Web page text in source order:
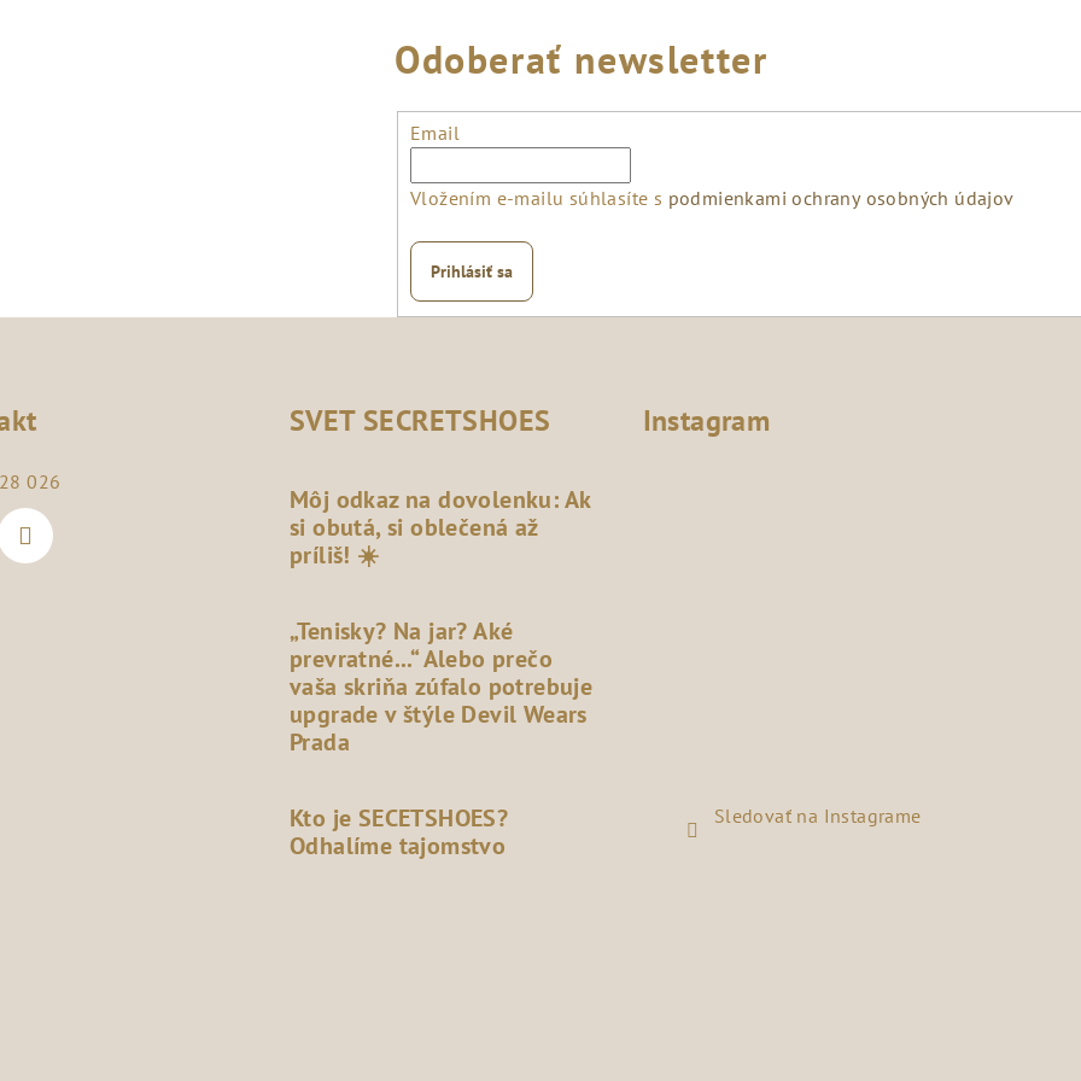
Odoberať newsletter
Email
Vložením e-mailu súhlasíte s podmienkami ochrany osobných údajov
Prihlásiť sa
026
SVET SECRETSHOES
Môj odkaz na dovolenku: Ak
si obutá, si oblečená až
príliš! ☀️
„Tenisky? Na jar? Aké
prevratné...“ Alebo prečo
vaša skriňa zúfalo potrebuje
upgrade v štýle Devil Wears
Prada
Kto je SECETSHOES?
Odhalíme tajomstvo
Instagram
Sledovať na Instagrame